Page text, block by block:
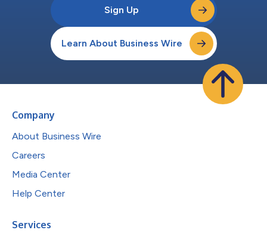
Sign Up
Learn About Business Wire
Company
About Business Wire
Careers
Media Center
Help Center
Services